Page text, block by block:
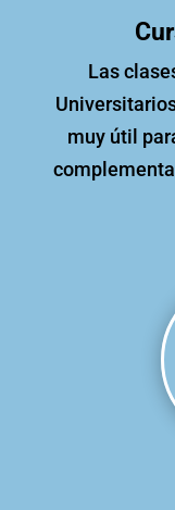
Las
muy útil